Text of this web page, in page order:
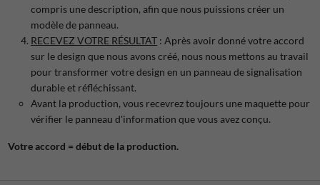
compris une description, afin que nous puissions créer un
modèle de panneau.
RECEVEZ VOTRE RÉSULTAT : Après avoir donné votre accord
sur le design que nous avons créé, nous nous mettons au travail
pour transformer votre design en un panneau de signalisation
durable et réfléchissant.
Avant la production, vous recevrez toujours une maquette pour
vérifier le panneau d'information que vous avez conçu.
Votre accord = début de la production.